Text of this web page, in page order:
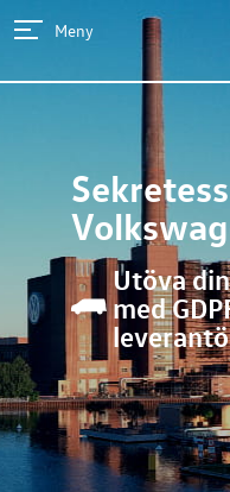
Meny
Utöva
med